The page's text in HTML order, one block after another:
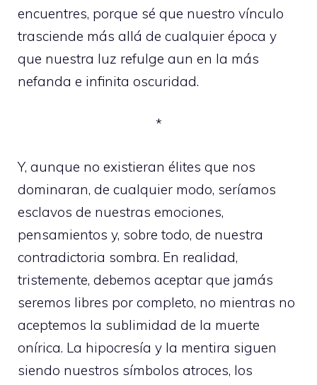
encuentres, porque sé que nuestro vínculo
trasciende más allá de cualquier época y
que nuestra luz refulge aun en la más
nefanda e infinita oscuridad.
*
Y, aunque no existieran élites que nos
dominaran, de cualquier modo, seríamos
esclavos de nuestras emociones,
pensamientos y, sobre todo, de nuestra
contradictoria sombra. En realidad,
tristemente, debemos aceptar que jamás
seremos libres por completo, no mientras no
aceptemos la sublimidad de la muerte
onírica. La hipocresía y la mentira siguen
siendo nuestros símbolos atroces, los